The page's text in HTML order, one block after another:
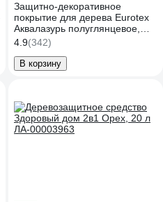
Защитно-декоративное
покрытие для дерева Eurotex
Аквалазурь полуглянцевое,
орех, 2,5 кг 19961
4.9(342)
В корзину